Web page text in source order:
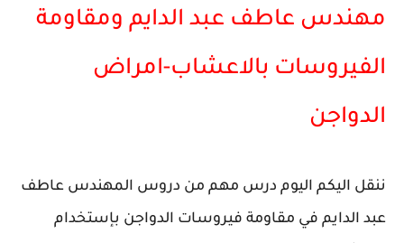
مهندس عاطف عبد الدايم ومقاومة
الفيروسات بالاعشاب-امراض
الدواجن
ننقل اليكم اليوم درس مهم من دروس المهندس عاطف
عبد الدايم في مقاومة فيروسات الدواجن بإستخدام